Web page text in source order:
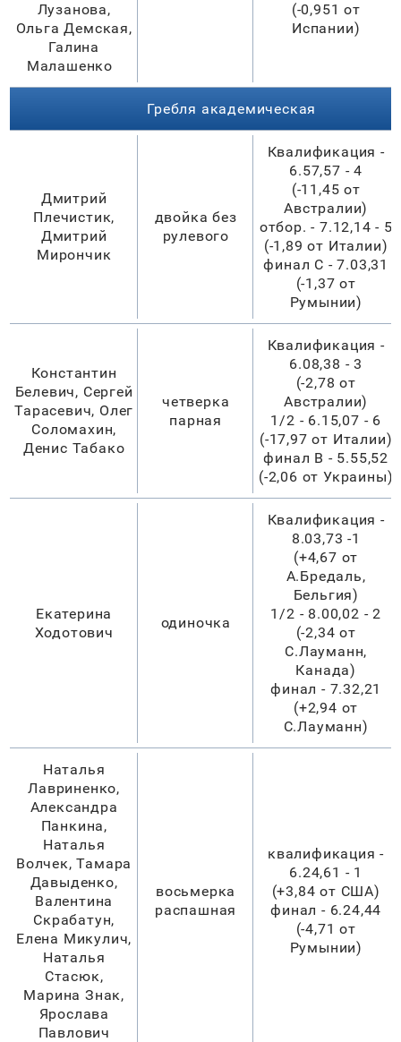
Лузанова,
Ольга Демская,
Галина
Малашенко
(-0,951 от
Испании)
Гребля академическая
Дмитрий
Плечистик,
Дмитрий
Мирончик
двойка без
рулевого
Квалификация -
6.57,57 - 4
(-11,45 от
Австралии)
отбор. - 7.12,14 - 5
(-1,89 от Италии)
финал С - 7.03,31
(-1,37 от
Румынии)
Константин
Белевич, Сергей
Тарасевич, Олег
Соломахин,
Денис Табако
четверка
парная
Квалификация -
6.08,38 - 3
(-2,78 от
Австралии)
1/2 - 6.15,07 - 6
(-17,97 от Италии)
финал В - 5.55,52
(-2,06 от Украины)
Екатерина
Ходотович
одиночка
Квалификация -
8.03,73 -1
(+4,67 от
А.Бредаль,
Бельгия)
1/2 - 8.00,02 - 2
(-2,34 от
С.Лауманн,
Канада)
финал - 7.32,21
(+2,94 от
С.Лауманн)
Наталья
Лавриненко,
Александра
Панкина,
Наталья
Волчек, Тамара
Давыденко,
Валентина
Скрабатун,
Елена Микулич,
Наталья
Стасюк,
Марина Знак,
Ярослава
Павлович
восьмерка
распашная
квалификация -
6.24,61 - 1
(+3,84 от США)
финал - 6.24,44
(-4,71 от
Румынии)